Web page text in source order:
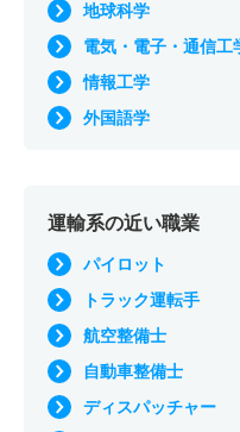
地球科学
電気・電子・通信工
情報工学
外国語学
運輸系の近い職業
パイロット
トラック運転手
航空整備士
自動車整備士
ディスパッチャー